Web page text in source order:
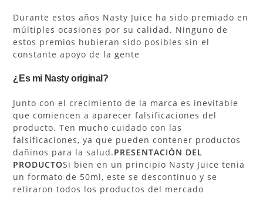
Durante estos años Nasty Juice ha sido premiado en
múltiples ocasiones por su calidad. Ninguno de
estos premios hubieran sido posibles sin el
constante apoyo de la gente
¿Es mi Nasty original?
Junto con el crecimiento de la marca es inevitable
que comiencen a aparecer falsificaciones del
producto. Ten mucho cuidado con las
falsificaciones, ya que pueden contener productos
dañinos para la salud.PRESENTACIÓN DEL
PRODUCTOSi bien en un principio Nasty Juice tenia
un formato de 50ml, este se descontinuo y se
retiraron todos los productos del mercado